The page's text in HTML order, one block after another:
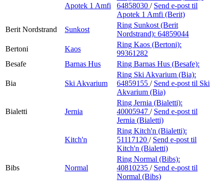
Apotek 1 Amfi
64858030 / Send e-post til
Apotek 1 Amfi (Berit)
Berit Nordstrand
Sunkost
Ring Sunkost (Berit
Nordstrand): 64859044
Bertoni
Kaos
Ring Kaos (Bertoni):
99361282
Besafe
Barnas Hus Ring Barnas Hus (Besafe):
Bia Ski Akvarium
Ring Ski Akvarium (Bia):
64859155 / Send e-post til Ski
Akvarium (Bia)
Bialetti Jernia
Ring Jernia (Bialetti):
40005947 / Send e-post til
Jernia (Bialetti)
Kitch'n
Ring Kitch'n (Bialetti):
51117120 / Send e-post til
Kitch'n (Bialetti)
Bibs Normal
Ring Normal (Bibs):
40810235 / Send e-post til
Normal (Bibs)